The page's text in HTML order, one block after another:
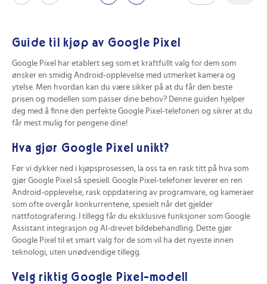
Guide til kjøp av Google Pixel
Google Pixel har etablert seg som et kraftfullt valg for dem som
ønsker en smidig Android-opplevelse med utmerket kamera og
ytelse. Men hvordan kan du være sikker på at du får den beste
prisen og modellen som passer dine behov? Denne guiden hjelper
deg med å finne den perfekte Google Pixel-telefonen og sikrer at du
får mest mulig for pengene dine!
Hva gjør Google Pixel unikt?
Før vi dykker ned i kjøpsprosessen, la oss ta en rask titt på hva som
gjør Google Pixel så spesiell. Google Pixel-telefoner leverer en ren
Android-opplevelse, rask oppdatering av programvare, og kameraer
som ofte overgår konkurrentene, spesielt når det gjelder
nattfotografering. I tillegg får du eksklusive funksjoner som Google
Assistant integrasjon og AI-drevet bildebehandling. Dette gjør
Google Pixel til et smart valg for de som vil ha det nyeste innen
teknologi, uten unødvendige tillegg.
Velg riktig Google Pixel-modell